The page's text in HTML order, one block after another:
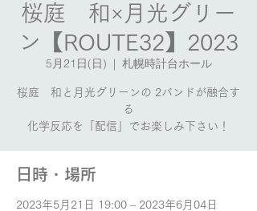
桜庭 和×月光グリー
ン【ROUTE32】2023
5月21日(日)
  |
札幌時計台ホール
桜庭 和と月光グリーンの 2バンドが融合す
る
化学反応を「配信」でお楽しみ下さい！
日時・場所
2023年5月21日 19:00 – 2023年6月04日